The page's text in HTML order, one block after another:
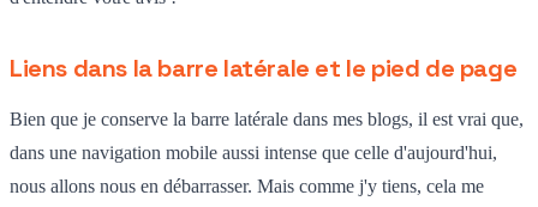
Liens dans la barre latérale et le pied de page
Bien que je conserve la barre latérale dans mes blogs, il est vrai que,
dans une navigation mobile aussi intense que celle d'aujourd'hui,
nous allons nous en débarrasser. Mais comme j'y tiens, cela me